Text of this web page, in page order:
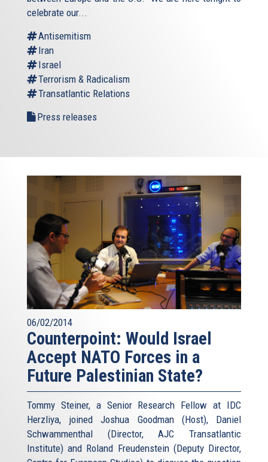
celebrate our...
Antisemitism
Iran
Israel
Terrorism & Radicalism
Transatlantic Relations
Press releases
06/02/2014
Counterpoint: Would Israel
Accept NATO Forces in a
Future Palestinian State?
Tommy Steiner, a Senior Research Fellow at IDC
Herzliya, joined Joshua Goodman (Host), Daniel
Schwammenthal (Director, AJC Transatlantic
Institute) and Roland Freudenstein (Deputy Director,